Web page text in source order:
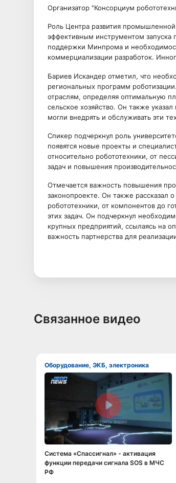
Организатор "Консорциум
Роль Центра развития
эффективным инструментом запуска
поддержки Минпрома и
коммерциализации разработок.
Бариев Искандер отметил, что
региональных программ
отраслям, определяя оптимальную
сельское хозяйство. Он также
могли внедрять и обслуживать эти
Спикер подчеркнул роль
появятся новые проекты и
относительно робототехники, от
задач и повышения
Отмечается важность повышения
законопроекте. Он также рассказал
робототехники, от компонентов до
этих задач. Он подчеркнул
крупных предприятий, ссылаясь на
важность партнерства для
Связанное видео
Оборудование, ЭКБ, электроника
Смотреть видео
Система «Спассигнал» - активация
функции передачи сигнала SOS в МЧС
РФ